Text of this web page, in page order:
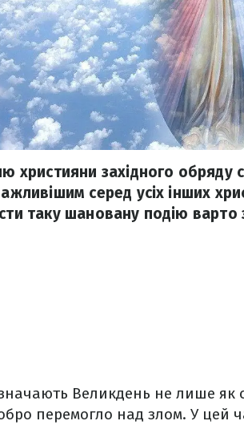
християни західного обряду
серед усіх інших
таку шановану подію
Великдень не лише як
перемогло над злом. У цей